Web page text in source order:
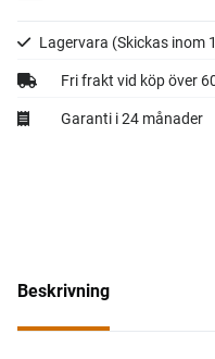
Lagervara (Skickas inom
Fri frakt vid köp över
Garanti i 24 månader
Beskrivning